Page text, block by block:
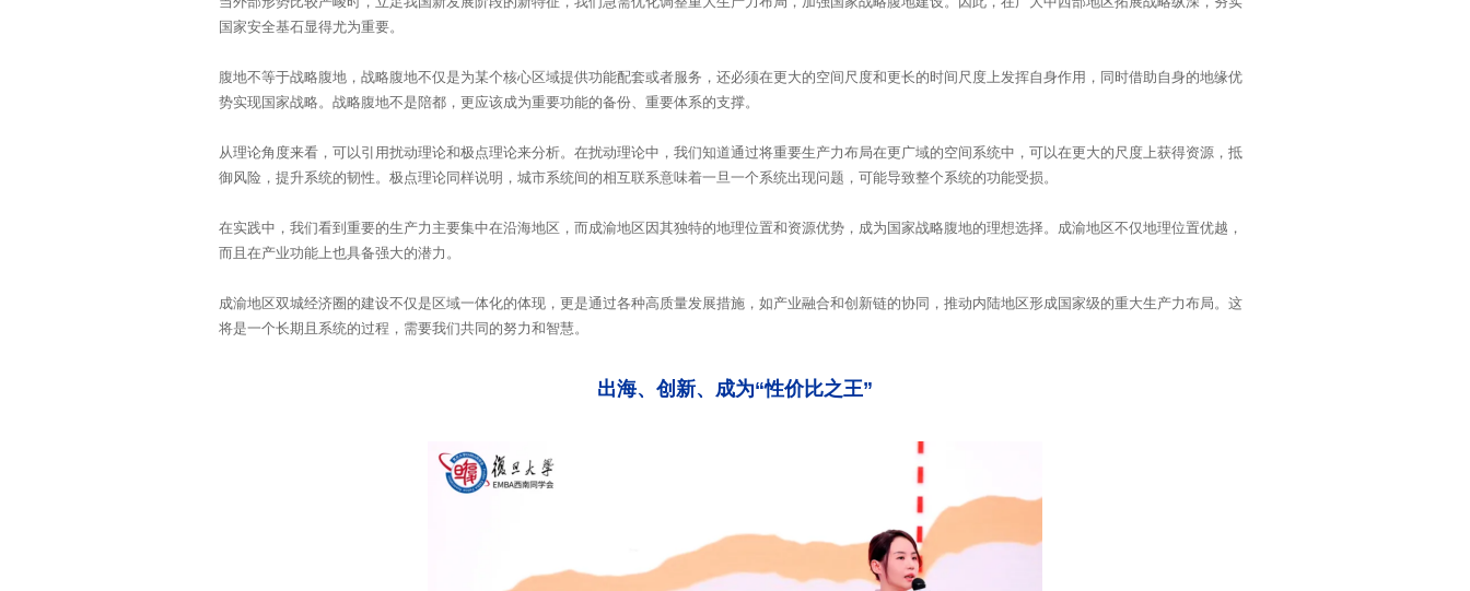
国家安全基石显得尤为重要。
势实现国家战略。战略腹地不是陪都，更应该成为重要功能的备份、重要体系的支撑。
御风险，提升系统的韧性。极点理论同样说明，城市系统间的相互联系意味着一旦一个系统出现问题，可能导致整个系统的功能受损。
而且在产业功能上也具备强大的潜力。
将是一个长期且系统的过程，需要我们共同的努力和智慧。
出海、创新、成为“性价比之王”